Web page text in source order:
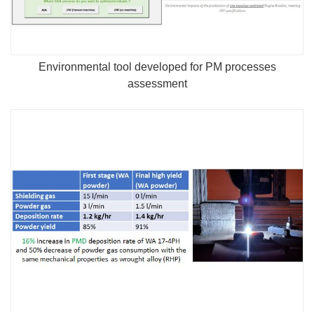
Environmental tool developed for PM processes
assessment